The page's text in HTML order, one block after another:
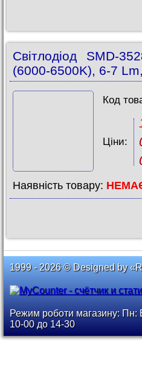
Світлодіод SMD-
(6000-6500K), 6-7
Код
Ціни:
Наявність товару:
1999 - 2026 © Designed by
Режим роботи магазину: Пн:
10-00 до 14-30